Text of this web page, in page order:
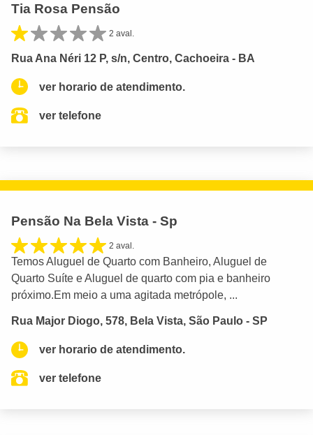
Tia Rosa Pensão
2 aval.
Rua Ana Néri 12 P, s/n, Centro, Cachoeira - BA
ver horario de atendimento.
ver telefone
Pensão Na Bela Vista - Sp
2 aval.
Temos Aluguel de Quarto com Banheiro, Aluguel de
Quarto Suíte e Aluguel de quarto com pia e banheiro
próximo.Em meio a uma agitada metrópole, ...
Rua Major Diogo, 578, Bela Vista, São Paulo - SP
ver horario de atendimento.
ver telefone